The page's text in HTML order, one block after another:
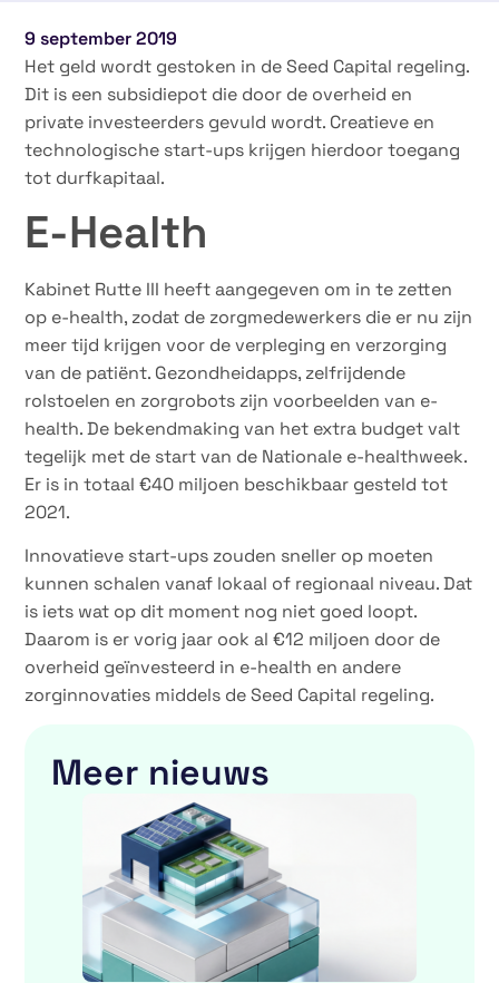
9 september 2019
Het geld wordt gestoken in de Seed Capital regeling.
Dit is een subsidiepot die door de overheid en
private investeerders gevuld wordt. Creatieve en
technologische start-ups krijgen hierdoor toegang
tot durfkapitaal.
E-Health
Kabinet Rutte III heeft aangegeven om in te zetten
op e-health, zodat de zorgmedewerkers die er nu zijn
meer tijd krijgen voor de verpleging en verzorging
van de patiënt. Gezondheidapps, zelfrijdende
rolstoelen en zorgrobots zijn voorbeelden van e-
health. De bekendmaking van het extra budget valt
tegelijk met de start van de Nationale e-healthweek.
Er is in totaal €40 miljoen beschikbaar gesteld tot
2021.
Innovatieve start-ups zouden sneller op moeten
kunnen schalen vanaf lokaal of regionaal niveau. Dat
is iets wat op dit moment nog niet goed loopt.
Daarom is er vorig jaar ook al €12 miljoen door de
overheid geïnvesteerd in e-health en andere
zorginnovaties middels de Seed Capital regeling.
Meer nieuws